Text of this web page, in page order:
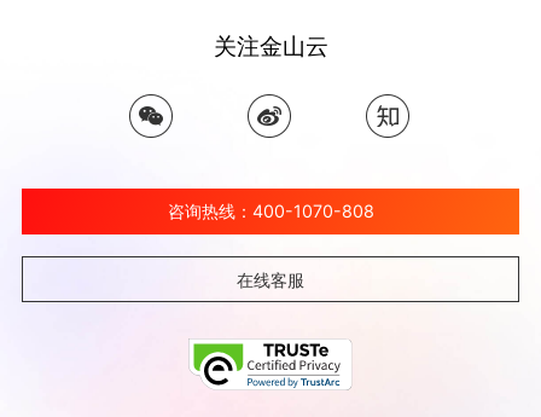
关注金山云
咨询热线：400-1070-808
在线客服